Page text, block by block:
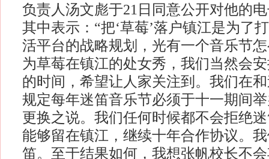
负责人汤文彪于21日同意公开对他的
其中表示：“把‘草莓’落户镇江是为了
活平台的战略规划，光有一个音乐节
为草莓在镇江的处女秀，我们当然会
的时间，希望让人家关注到。我们在
规定每年迷笛音乐节必须于十一期间
更换之说。我们任何时候都不会拒绝
能够留在镇江，继续十年合作协议。
笛。至于结果如何，我想张帆校长不